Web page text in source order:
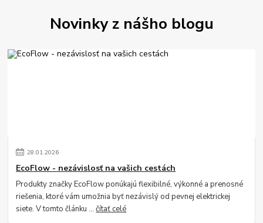
Novinky z nášho blogu
28.01.2026
EcoFlow - nezávislosť na vašich cestách
Produkty značky EcoFlow ponúkajú flexibilné, výkonné a prenosné
riešenia, ktoré vám umožnia byť nezávislý od pevnej elektrickej
siete. V tomto článku ...čítať celé